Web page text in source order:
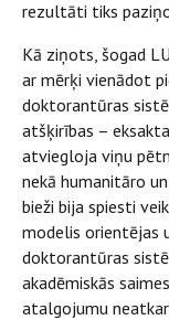
rezultāti tiks
Kā ziņots, šogad
ar mērķi vienādot
doktorantūras
atšķirības –
atviegloja viņu
nekā humanitāro
bieži bija spiesti
modelis orientējas
doktorantūras
akadēmiskās
atalgojumu